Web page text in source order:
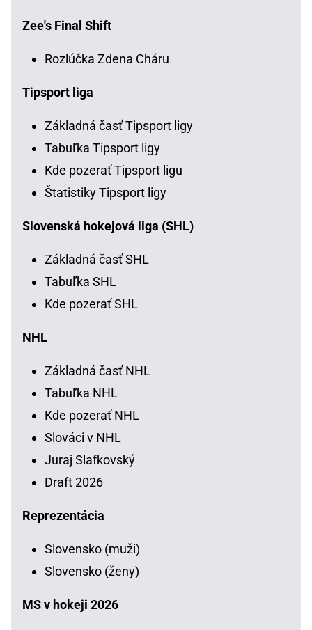
Zee's Final Shift
Rozlúčka Zdena Cháru
Tipsport liga
Základná časť Tipsport ligy
Tabuľka Tipsport ligy
Kde pozerať Tipsport ligu
Štatistiky Tipsport ligy
Slovenská hokejová liga (SHL)
Základná časť SHL
Tabuľka SHL
Kde pozerať SHL
NHL
Základná časť NHL
Tabuľka NHL
Kde pozerať NHL
Slováci v NHL
Juraj Slafkovský
Draft 2026
Reprezentácia
Slovensko (muži)
Slovensko (ženy)
MS v hokeji 2026